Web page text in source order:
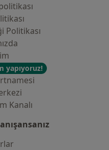
Politikası
yapıyoruz!
Kanalı